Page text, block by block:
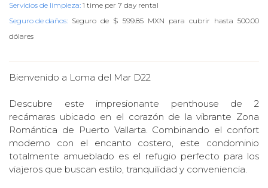
Servicios de limpieza: 1 time per 7 day rental
Seguro de daños: Seguro de $ 599.85 MXN para cubrir hasta 500.00
dólares
Bienvenido a Loma del Mar D22
Descubre este impresionante penthouse de 2
recámaras ubicado en el corazón de la vibrante Zona
Romántica de Puerto Vallarta. Combinando el confort
moderno con el encanto costero, este condominio
totalmente amueblado es el refugio perfecto para los
viajeros que buscan estilo, tranquilidad y conveniencia.